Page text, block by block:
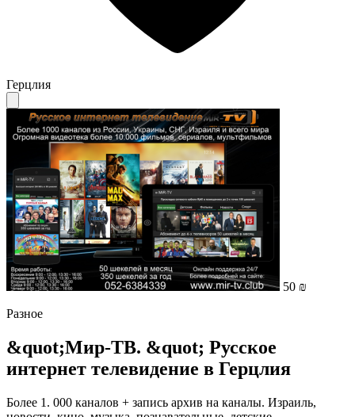
Герцлия
50 ₪
Разное
&quot;Мир-ТВ. &quot; Русское
интернет телевидение в Герцлия
Более 1. 000 каналов + запись архив на каналы. Израиль,